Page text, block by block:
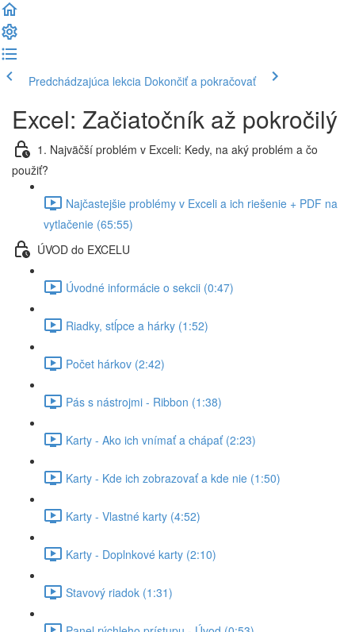
Predchádzajúca lekcia Dokončiť a pokračovať
Excel: Začiatočník až pokročilý
1. Najväčší problém v Exceli: Kedy, na aký problém a čo
použiť?
Najčastejšie problémy v Exceli a ich riešenie + PDF na
vytlačenie (65:55)
ÚVOD do EXCELU
Úvodné informácie o sekcii (0:47)
Riadky, stĺpce a hárky (1:52)
Počet hárkov (2:42)
Pás s nástrojmi - Ribbon (1:38)
Karty - Ako ich vnímať a chápať (2:23)
Karty - Kde ich zobrazovať a kde nie (1:50)
Karty - Vlastné karty (4:52)
Karty - Doplnkové karty (2:10)
Stavový riadok (1:31)